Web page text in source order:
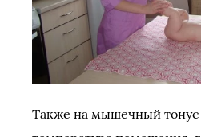
Также на мышечный тонус